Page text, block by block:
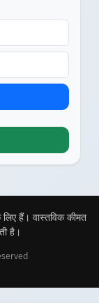
हैं। वास्तविक कीमत
है।